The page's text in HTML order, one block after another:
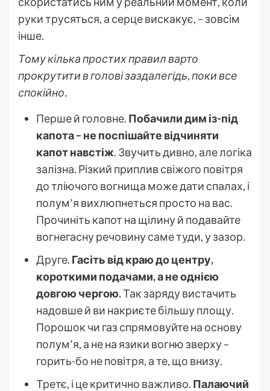
руки трусяться, а серце вискакує, – зовсім
інше.
Тому кілька простих правил варто
прокрутити в голові заздалегідь, поки все
спокійно.
Перше й головне. Побачили дим із-під
капота – не поспішайте відчиняти
капот навстіж. Звучить дивно, але логіка
залізна. Різкий приплив свіжого повітря
до тліючого вогнища може дати спалах, і
полум’я вихлюпнеться просто на вас.
Прочиніть капот на щілину й подавайте
вогнегасну речовину саме туди, у зазор.
Друге. Гасіть від краю до центру,
короткими подачами, а не однією
довгою чергою.Так заряду вистачить
надовше й ви накриєте більшу площу.
Порошок чи газ спрямовуйте на основу
полум’я, а не на язики вогню зверху –
горить-бо не повітря, а те, що внизу.
Третє, і це критично важливо. Палаючий